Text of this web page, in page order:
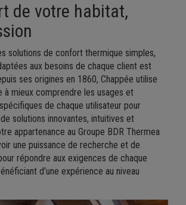
de votre habitat,
solutions de confort thermique simples,
aux besoins de chaque client est
ses origines en 1860, Chappée utilise
à mieux comprendre les usages et
de chaque utilisateur pour
solutions innovantes, intuitives et
appartenance au Groupe BDR Thermea
une puissance de recherche et de
répondre aux exigences de chaque
d’une expérience au niveau